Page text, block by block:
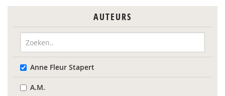
AUTEURS
Anne Fleur Stapert
A.M.